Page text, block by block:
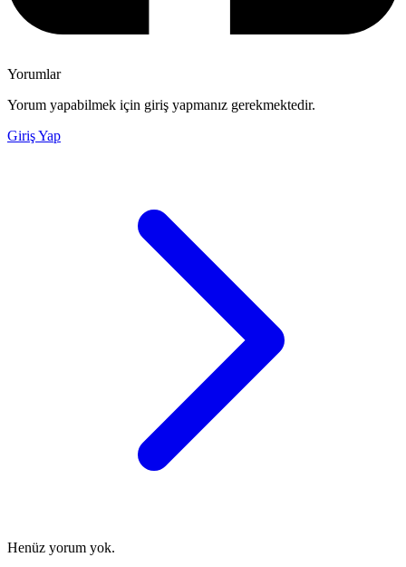
Yorumlar
Yorum yapabilmek için giriş yapmanız gerekmektedir.
Giriş Yap
Henüz yorum yok.